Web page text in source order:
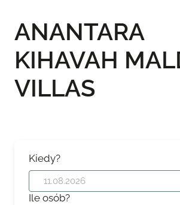
ANANTARA
KIHAVAH
VILLAS
Kiedy?
Ile osób?